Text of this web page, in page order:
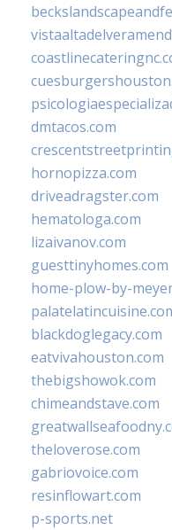
dmtacos.com
hornopizza.com
driveadragster.com
hematologa.com
lizaivanov.com
guesttinyhomes.com
home-plow-by-
blackdoglegacy.com
eatvivahouston.com
thebigshowok.com
chimeandstave.com
theloverose.com
gabriovoice.com
resinflowart.com
p-sports.net